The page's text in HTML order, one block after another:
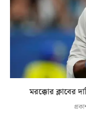
মরক্কোর ক্লাবের